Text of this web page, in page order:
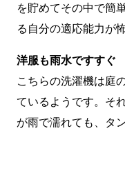
を貯めてその中で簡
る自分の適応能力が
洋服も雨水ですすぐ
こちらの洗濯機は庭
ているようです。そ
が雨で濡れても、タ